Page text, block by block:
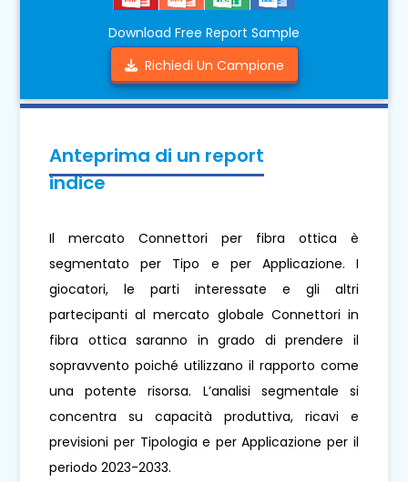
Download Free Report Sample
Richiedi Un Campione
Anteprima di un report
indice
Il mercato Connettori per fibra ottica è
segmentato per Tipo e per Applicazione. I
giocatori, le parti interessate e gli altri
partecipanti al mercato globale Connettori in
fibra ottica saranno in grado di prendere il
sopravvento poiché utilizzano il rapporto come
una potente risorsa. L’analisi segmentale si
concentra su capacità produttiva, ricavi e
previsioni per Tipologia e per Applicazione per il
periodo 2023-2033.